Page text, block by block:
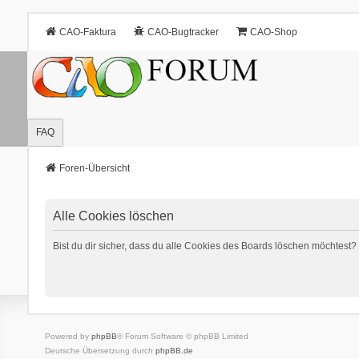
CAO-Faktura CAO-Bugtracker CAO-Shop
FAQ
Foren-Übersicht
Alle Cookies löschen
Bist du dir sicher, dass du alle Cookies des Boards löschen möchtest?
Powered by phpBB® Forum Software © phpBB Limited
Deutsche Übersetzung durch phpBB.de